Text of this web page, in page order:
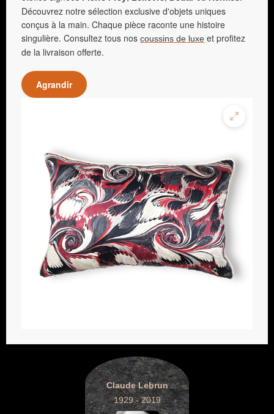
Découvrez notre sélection exclusive d'objets uniques
conçus à la main. Chaque pièce raconte une histoire
singulière. Consultez tous nos coussins de luxe et profitez
de la livraison offerte.
Agrandir
Claude Lebrun
1929 - 2019